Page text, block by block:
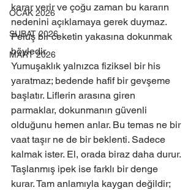
OCAK 2026
ŞUBAT 2026
MART 2026
karar verir ve çoğu zaman bu kararın
nedenini açıklamaya gerek duymaz.
Peluş bir ceketin yakasına dokunmak
böyledir.
Yumuşaklık yalnızca fiziksel bir his
yaratmaz; bedende hafif bir gevşeme
başlatır. Liflerin arasına giren
parmaklar, dokunmanın güvenli
olduğunu hemen anlar. Bu temas ne bir
vaat taşır ne de bir beklenti. Sadece
kalmak ister. El, orada biraz daha durur.
Taşlanmış ipek ise farklı bir denge
kurar. Tam anlamıyla kaygan değildir;